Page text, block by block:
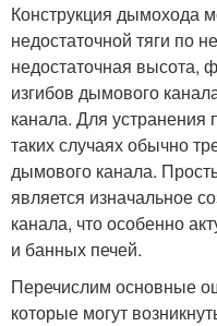
Конструкция дымохода
недостаточной тяги по
недостаточная высота,
изгибов дымового
канала. Для устранения
таких случаях обычно
дымового канала.
является изначальное
канала, что особенно
и банных печей.
Перечислим основные
которые могут